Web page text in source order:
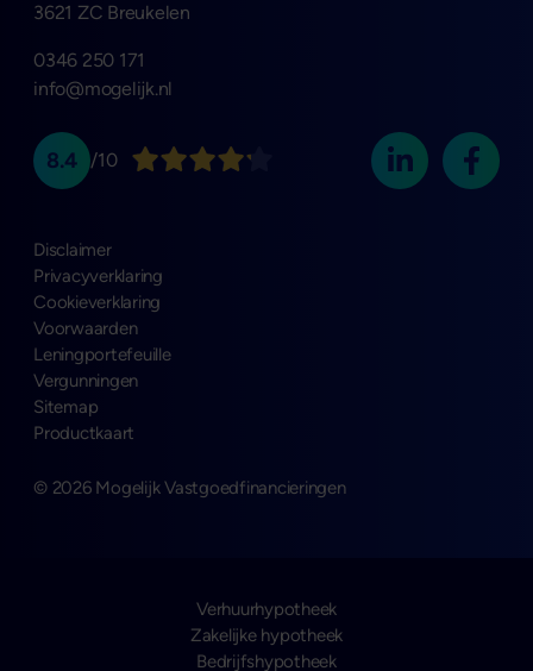
3621 ZC Breukelen
0346 250 171
info@mogelijk.nl
8.4 /10
© 2026 Mogelijk Vastgoedfinancieringen
Disclaimer
Privacyverklaring
Cookieverklaring
Voorwaarden
Leningportefeuille
Vergunningen
Sitemap
Productkaart
Verhuurhypotheek
Zakelijke hypotheek
Bedrijfshypotheek